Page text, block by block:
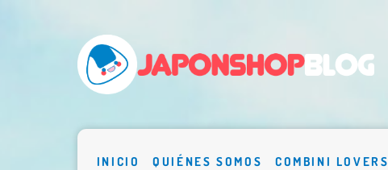
INICIO QUIÉNES SOMOS COMBINI LOVERS